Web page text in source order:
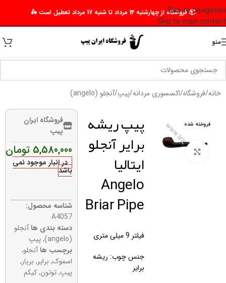
Skip to navigation
Skip to main content
📦 فروشگاه از چهارشنبه 14 مرداد تا شنبه 17 مرداد تعطیل است 🛵
منو
خانه/فروشگاه/اکسسوری مردانه/پیپ/آنجلو (angelo)
فروخته شده
برای بزرگنمایی کلیک کنید
پیپ ریشه
برایر آنجلو
ایتالیا
Angelo
Briar Pipe
فیلتر 9 میلی متری
جنس چوب: ریشه
برایر
فروشگاه ایران
پیپ
5,580,000 تومان
در انبار موجود نمی
باشد
شناسه محصول:
A4057
دسته بندی ها آنجلو
(angelo)
,پیپ
برچسب ها آنجلو,
اسموک, برایر, بریار,
پیپ,توتون,کیکم